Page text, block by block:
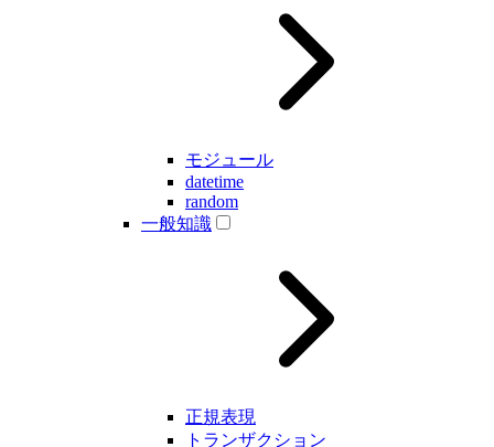
モジュール
datetime
random
一般知識
正規表現
トランザクション